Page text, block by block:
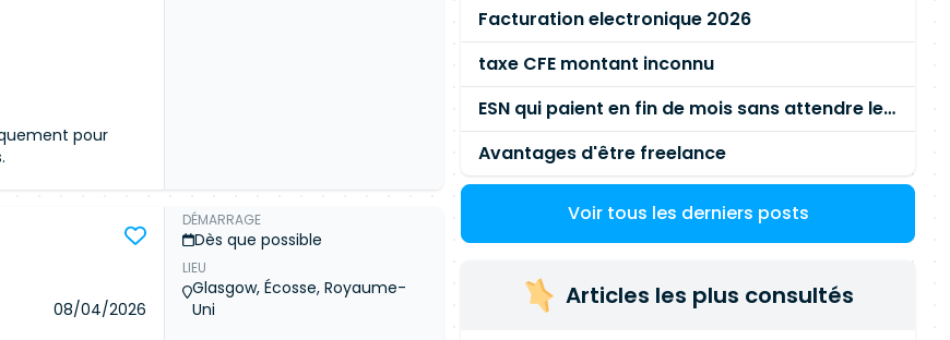
pour
aux détails de
offres du
08/04/2026
DÉMARRAGE
Dès que possible
LIEU
Glasgow, Écosse, Royaume-
Uni
Facturation electronique 2026
taxe CFE montant inconnu
ESN qui paient en fin de mois sans attendre le paiement client ?
Avantages d'être freelance
Voir tous les derniers posts
Articles les plus consultés